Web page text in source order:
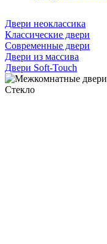
Двери неоклассика
Классические двери
Современные двери
Двери из массива
Двери Soft-Touch